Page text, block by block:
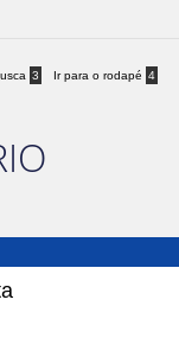
3 Ir para o rodapé 4